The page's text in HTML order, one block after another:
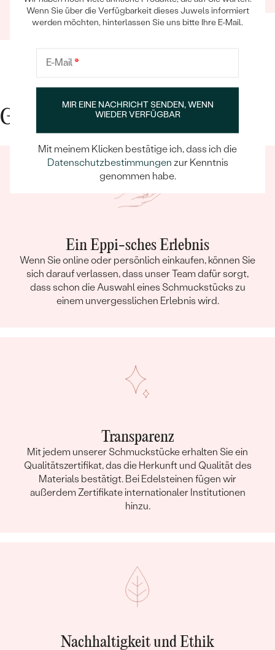
Verifizierter Kunde
24.11.2020
Gute Gründe für Eppi
Ein Eppi-sches Erlebnis
Wenn Sie online oder persönlich einkaufen, können Sie
sich darauf verlassen, dass unser Team dafür sorgt,
dass schon die Auswahl eines Schmuckstücks zu
einem unvergesslichen Erlebnis wird.
Transparenz
Mit jedem unserer Schmuckstücke erhalten Sie ein
Qualitätszertifikat, das die Herkunft und Qualität des
Materials bestätigt. Bei Edelsteinen fügen wir
außerdem Zertifikate internationaler Institutionen
hinzu.
Nachhaltigkeit und Ethik
Wenn Sie über die Verfügbarkeit dieses Juwels informiert
werden möchten, hinterlassen Sie uns bitte Ihre E-Mail.
E-Mail*
MIR EINE NACHRICHT SENDEN, WENN
WIEDER VERFÜGBAR
Mit meinem Klicken bestätige ich, dass ich die
Datenschutzbestimmungen zur Kenntnis
genommen habe.